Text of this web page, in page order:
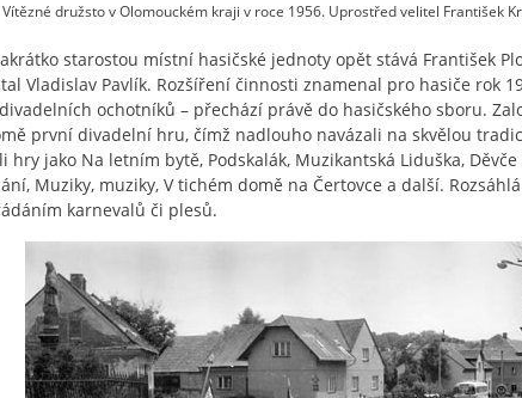
Vítězné družsto v Olomouckém kraji v roce 1956. Uprostřed velitel František
starostou místní hasičské jednoty opět stává František
Vladislav Pavlík. Rozšíření činnosti znamenal pro hasiče rok
ochotníků – přechází právě do hasičského sboru.
první divadelní hru, čímž nadlouho navázali na skvělou
jako Na letním bytě, Podskalák, Muzikantská Liduška,
Muziky, muziky, V tichém domě na Čertovce a další.
karnevalů či plesů.